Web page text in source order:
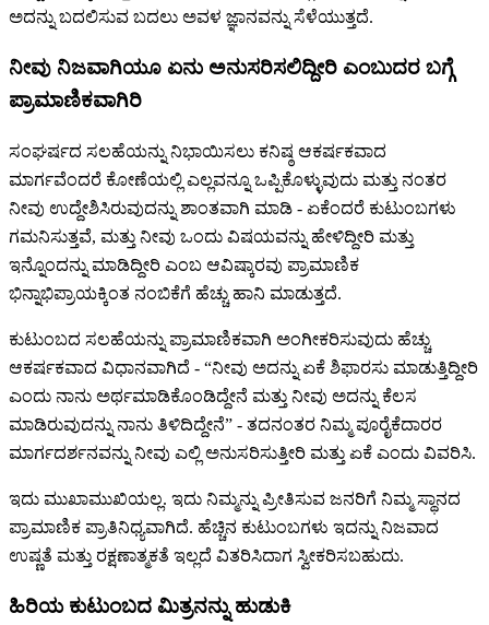
ಅದನ್ನು ಬದಲಿಸುವ ಬದಲು ಅವಳ ಜ್ಞಾನವನ್ನು ಸೆಳೆಯುತ್ತದೆ.
ನೀವು ನಿಜವಾಗಿಯೂ ಏನು ಅನುಸರಿಸಲಿದ್ದೀರಿ ಎಂಬುದರ ಬಗ್ಗೆ
ಪ್ರಾಮಾಣಿಕವಾಗಿರಿ
ಸಂಘರ್ಷದ ಸಲಹೆಯನ್ನು ನಿಭಾಯಿಸಲು ಕನಿಷ್ಠ ಆಕರ್ಷಕವಾದ
ಮಾರ್ಗವೆಂದರೆ ಕೋಣೆಯಲ್ಲಿ ಎಲ್ಲವನ್ನೂ ಒಪ್ಪಿಕೊಳ್ಳುವುದು ಮತ್ತು ನಂತರ
ನೀವು ಉದ್ದೇಶಿಸಿರುವುದನ್ನು ಶಾಂತವಾಗಿ ಮಾಡಿ - ಏಕೆಂದರೆ ಕುಟುಂಬಗಳು
ಗಮನಿಸುತ್ತವೆ, ಮತ್ತು ನೀವು ಒಂದು ವಿಷಯವನ್ನು ಹೇಳಿದ್ದೀರಿ ಮತ್ತು
ಇನ್ನೊಂದನ್ನು ಮಾಡಿದ್ದೀರಿ ಎಂಬ ಆವಿಷ್ಕಾರವು ಪ್ರಾಮಾಣಿಕ
ಭಿನ್ನಾಭಿಪ್ರಾಯಕ್ಕಿಂತ ನಂಬಿಕೆಗೆ ಹೆಚ್ಚು ಹಾನಿ ಮಾಡುತ್ತದೆ.
ಕುಟುಂಬದ ಸಲಹೆಯನ್ನು ಪ್ರಾಮಾಣಿಕವಾಗಿ ಅಂಗೀಕರಿಸುವುದು ಹೆಚ್ಚು
ಆಕರ್ಷಕವಾದ ವಿಧಾನವಾಗಿದೆ - “ನೀವು ಅದನ್ನು ಏಕೆ ಶಿಫಾರಸು ಮಾಡುತ್ತಿದ್ದೀರಿ
ಎಂದು ನಾನು ಅರ್ಥಮಾಡಿಕೊಂಡಿದ್ದೇನೆ ಮತ್ತು ನೀವು ಅದನ್ನು ಕೆಲಸ
ಮಾಡಿರುವುದನ್ನು ನಾನು ತಿಳಿದಿದ್ದೇನೆ” - ತದನಂತರ ನಿಮ್ಮ ಪೂರೈಕೆದಾರರ
ಮಾರ್ಗದರ್ಶನವನ್ನು ನೀವು ಎಲ್ಲಿ ಅನುಸರಿಸುತ್ತೀರಿ ಮತ್ತು ಏಕೆ ಎಂದು ವಿವರಿಸಿ.
ಇದು ಮುಖಾಮುಖಿಯಲ್ಲ. ಇದು ನಿಮ್ಮನ್ನು ಪ್ರೀತಿಸುವ ಜನರಿಗೆ ನಿಮ್ಮ ಸ್ಥಾನದ
ಪ್ರಾಮಾಣಿಕ ಪ್ರಾತಿನಿಧ್ಯವಾಗಿದೆ. ಹೆಚ್ಚಿನ ಕುಟುಂಬಗಳು ಇದನ್ನು ನಿಜವಾದ
ಉಷ್ಣತೆ ಮತ್ತು ರಕ್ಷಣಾತ್ಮಕತೆ ಇಲ್ಲದೆ ವಿತರಿಸಿದಾಗ ಸ್ವೀಕರಿಸಬಹುದು.
ಹಿರಿಯ ಕುಟುಂಬದ ಮಿತ್ರನನ್ನು ಹುಡುಕಿ